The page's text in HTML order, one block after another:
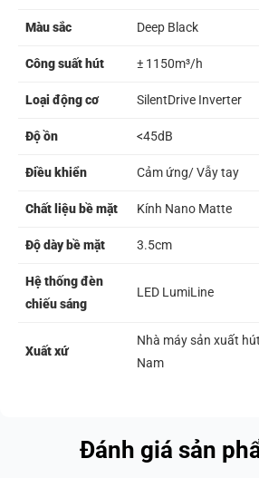
Màu sắc Deep Black
Công suất hút ± 1150m³/h
Loại động cơ SilentDrive Inverter
Độ ồn <45dB
Điều khiển Cảm ứng/ Vẫy tay
Chất liệu bề mặt Kính Nano Matte
Độ dày bề mặt 3.5cm
Hệ thống đèn
chiếu sáng
LED LumiLine
Xuất xứ
Nhà máy sản xuất
Nam
Đánh giá sản